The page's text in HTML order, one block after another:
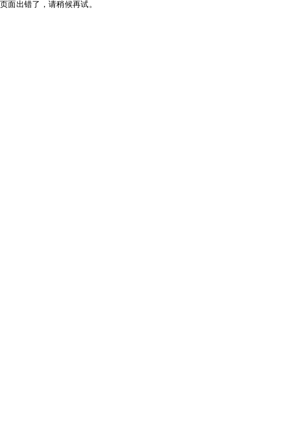
页面出错了，请稍候再试。